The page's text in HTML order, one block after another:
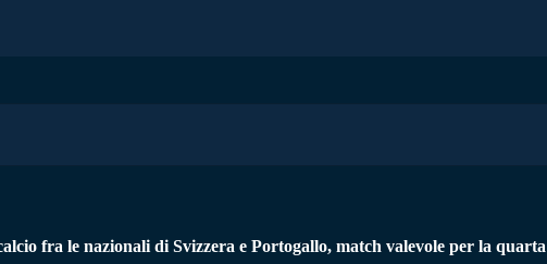
fra le nazionali di Svizzera e Portogallo, match valevole per la